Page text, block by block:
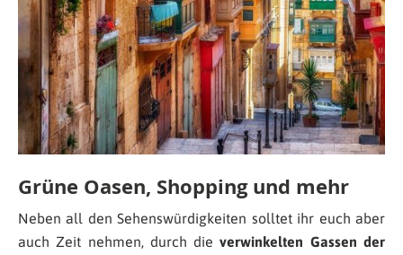
Grüne Oasen, Shopping und mehr
Neben all den Sehenswürdigkeiten solltet ihr euch aber
auch Zeit nehmen, durch dieverwinkelten Gassen der